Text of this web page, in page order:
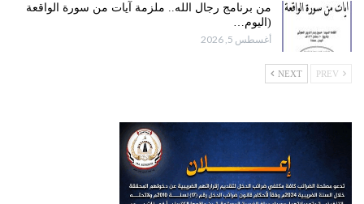
من برنامج رجال الله.. ملزمة آيات من سورة الواقعة
(اليوم…
أغسطس 5, 2026
NEXT